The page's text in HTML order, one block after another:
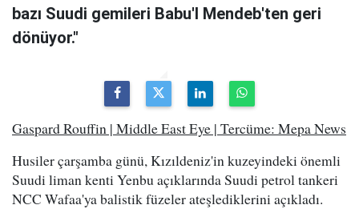
bazı Suudi gemileri Babu'l Mendeb'ten geri
dönüyor."
Gaspard Rouffin | Middle East Eye | Tercüme: Mepa News
Husiler çarşamba günü, Kızıldeniz'in kuzeyindeki önemli
Suudi liman kenti Yenbu açıklarında Suudi petrol tankeri
NCC Wafaa'ya balistik füzeler ateşlediklerini açıkladı.